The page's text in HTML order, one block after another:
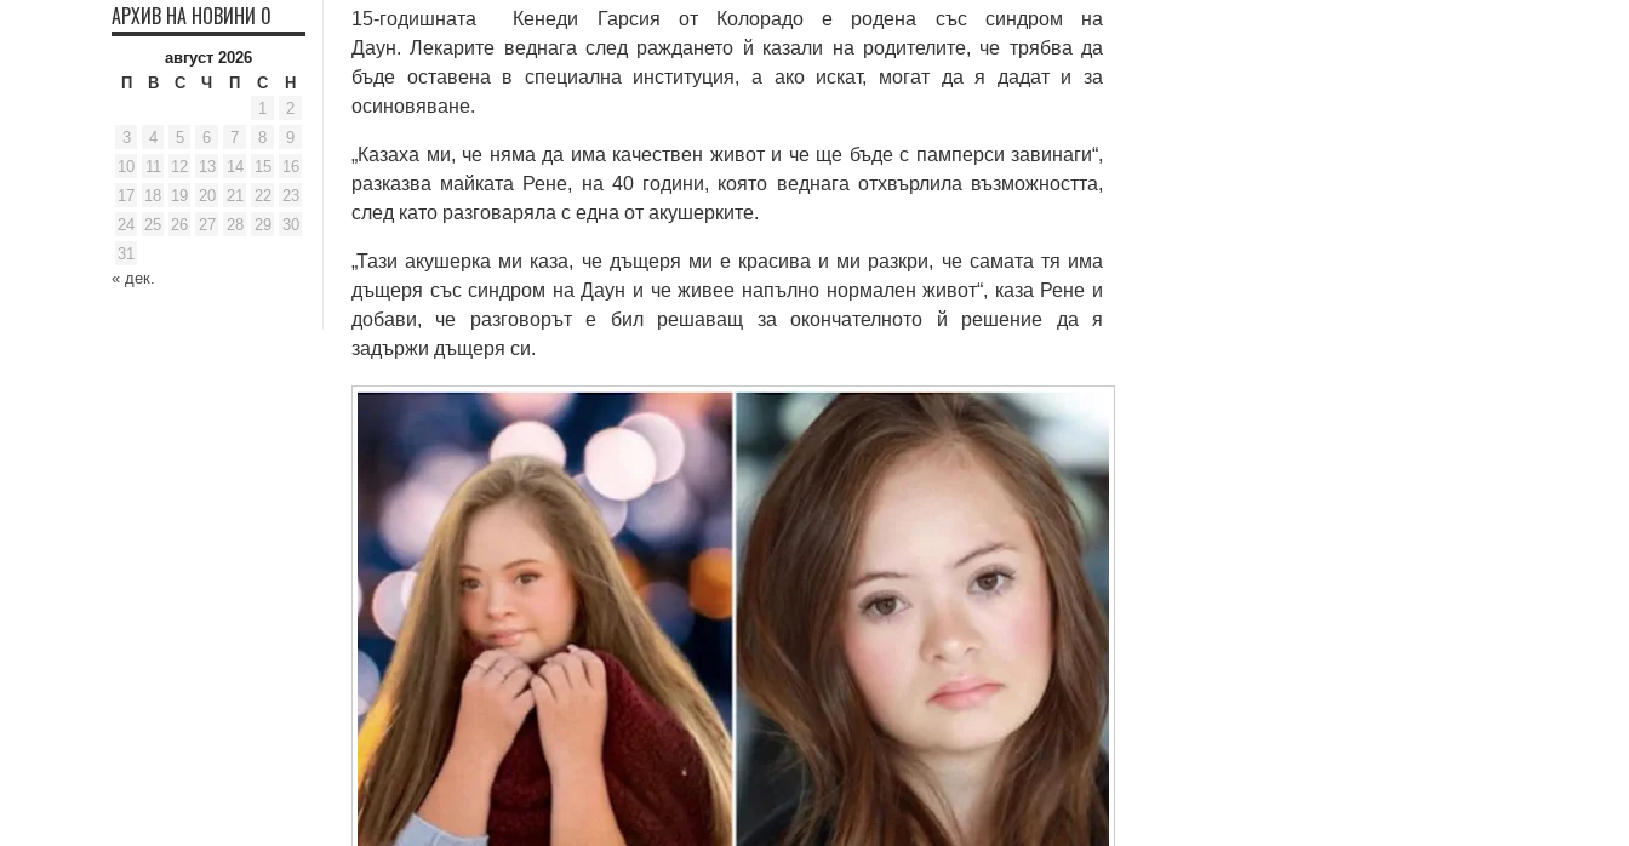
15-годишната Кенеди Гарсия от Колорадо е родена със синдром на
Даун. Лекарите веднага след раждането й казали на родителите, че трябва да
бъде оставена в специална институция, а ако искат, могат да я дадат и за
осиновяване.
„Казаха ми, че няма да има качествен живот и че ще бъде с памперси завинаги“,
разказва майката Рене, на 40 години, която веднага отхвърлила възможността,
след като разговаряла с една от акушерките.
„Тази акушерка ми каза, че дъщеря ми е красива и ми разкри, че самата тя има
дъщеря със синдром на Даун и че живее напълно нормален живот“, каза Рене и
добави, че разговорът е бил решаващ за окончателното й решение да я
задържи дъщеря си.
АРХИВ НА НОВИНИ 0
август 2026
П
В С Ч П С
Н
1
2
3
4 5 6 7 8
9
10
11 12 13 14 15
16
17 18 19 20 21 22
23
24 25 26 27 28 29
30
31
« дек.